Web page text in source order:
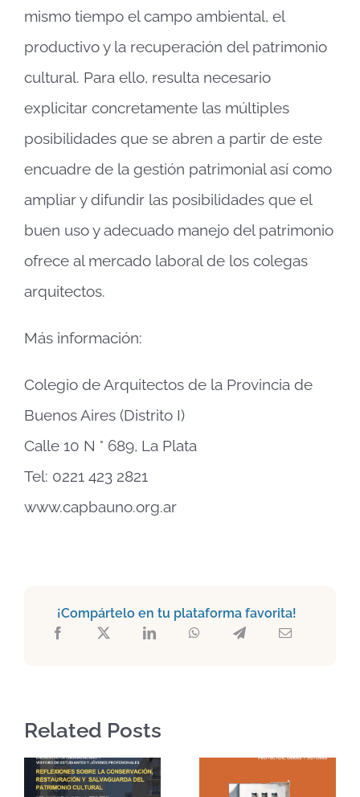
mismo tiempo el campo ambiental, el
productivo y la recuperación del patrimonio
cultural. Para ello, resulta necesario
explicitar concretamente las múltiples
posibilidades que se abren a partir de este
encuadre de la gestión patrimonial así como
ampliar y difundir las posibilidades que el
buen uso y adecuado manejo del patrimonio
ofrece al mercado laboral de los colegas
arquitectos.
Más información:
Colegio de Arquitectos de la Provincia de
Buenos Aires (Distrito I)
Calle 10 N ° 689, La Plata
Tel: 0221 423 2821
www.capbauno.org.ar
¡Compártelo en tu plataforma favorita!
Related Posts